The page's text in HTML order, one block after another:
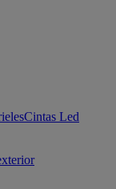
Cintas Led